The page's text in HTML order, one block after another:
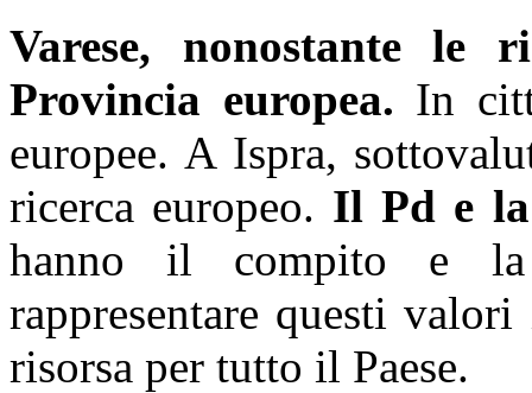
Varese, nonostante le
Provincia europea. In
europee. A Ispra,
ricerca europeo. Il Pd e la
hanno il compito e la
rappresentare questi
risorsa per tutto il Paese.